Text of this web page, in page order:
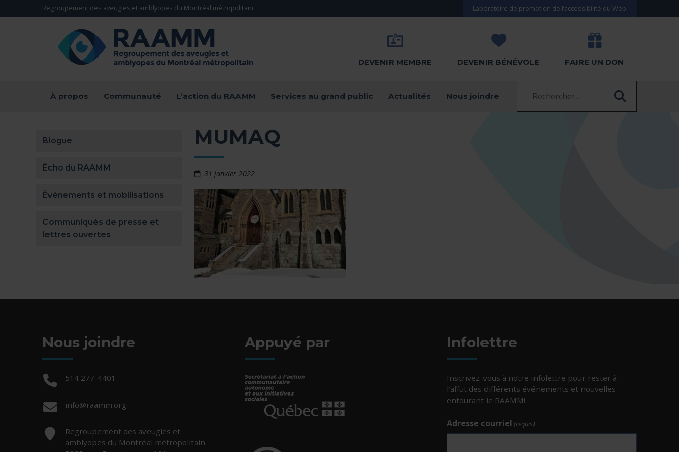
Aller directement au contenu
Regroupement des aveugles et amblyopes du Montréal métropolitain Laboratoire de promotion de l’accessibilité du Web
DEVENIR MEMBRE DEVENIR BÉNÉVOLE FAIRE UN DON
À propos Communauté L’action du RAAMM Services au grand public Actualités Nous joindre
Blogue
Écho du RAAMM
Événements et mobilisations
Communiqués de presse et
lettres ouvertes
MUMAQ
31 janvier 2022
Nous joindre
Téléphone :
514 277-4401
Courriel :
info@raamm.org
Adresse :
Regroupement des aveugles et
amblyopes du Montréal métropolitain
Appuyé par
- Cet hyperlien s'ouvrira dans une nouvelle fenêtre.
Infolettre
Inscrivez-vous à notre infolettre pour rester à
l’affut des différents événements et nouvelles
entourant le RAAMM!
Adresse courriel (requis)